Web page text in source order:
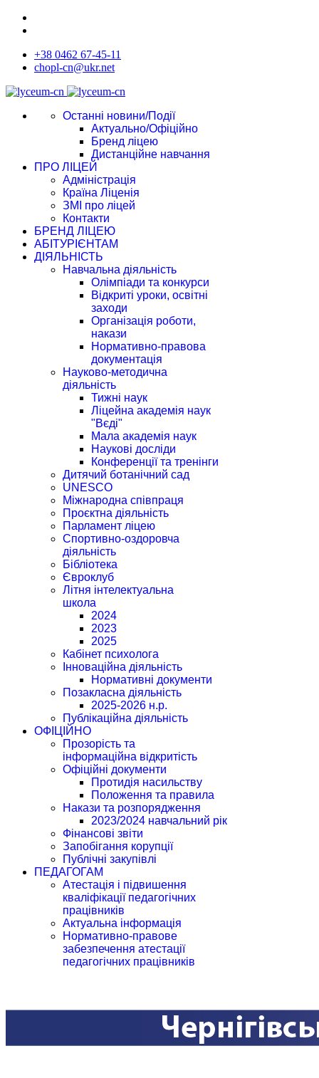
+38 0462 67-45-11
chopl-cn@ukr.net
Останні новини/Події
Актуально/Офіційно
Бренд ліцею
Дистанційне навчання
ПРО ЛІЦЕЙ
Адміністрація
Країна Ліценія
ЗМІ про ліцей
Контакти
БРЕНД ЛІЦЕЮ
АБІТУРІЄНТАМ
ДІЯЛЬНІСТЬ
Навчальна діяльність
Олімпіади та конкурси
Відкриті уроки, освітні
заходи
Організація роботи,
накази
Нормативно-правова
документація
Науково-методична
діяльність
Тижні наук
Ліцейна академія наук
"Вєді"
Мала академія наук
Наукові досліди
Конференції та тренінги
Дитячий ботанічний сад
UNESCO
Міжнародна співпраця
Проєктна діяльність
Парламент ліцею
Спортивно-оздоровча
діяльність
Бібліотека
Євроклуб
Літня інтелектуальна
школа
2024
2023
2025
Кабінет психолога
Інноваційна діяльність
Нормативні документи
Позакласна діяльність
2025-2026 н.р.
Публікаційна діяльність
ОФІЦІЙНО
Прозорість та
інформаційна відкритість
Офіційні документи
Протидія насильству
Положення та правила
Накази та розпорядження
2023/2024 навчальний рік
Фінансові звіти
Запобігання корупції
Публічні закупівлі
ПЕДАГОГАМ
Атестація і підвишення
кваліфікації педагогічних
працівників
Актуальна інформація
Нормативно-правове
забезпечення атестації
педагогічних працівників